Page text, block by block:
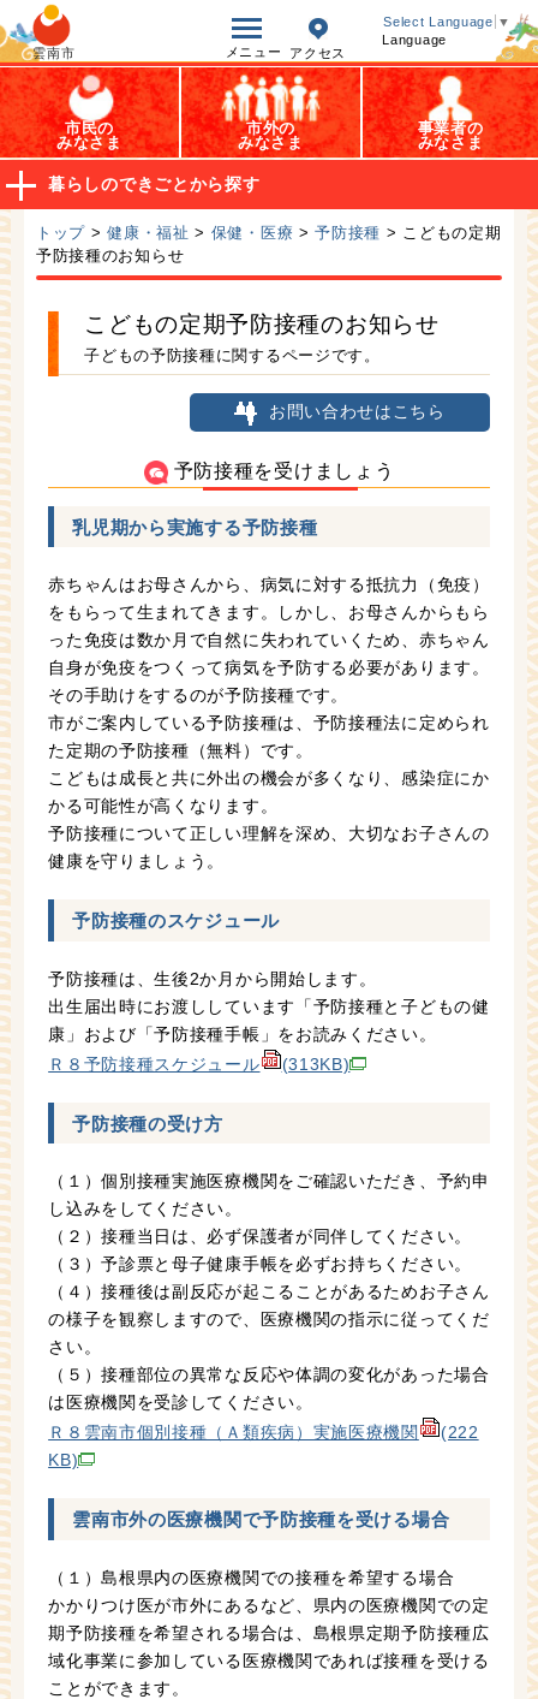
雲南市 メニュー アクセス
Select Language ▼
Language
オープンデータ
市民の
みなさま
市外の
みなさま
事業者の
みなさま
暮らしのできごとから探す
トップ >健康・福祉 > 保健・医療 >予防接種 > こどもの定期
予防接種のお知らせ
こどもの定期予防接種のお知らせ
子どもの予防接種に関するページです。
お問い合わせはこちら
予防接種を受けましょう
乳児期から実施する予防接種
赤ちゃんはお母さんから、病気に対する抵抗力（免疫）
をもらって生まれてきます。しかし、お母さんからもら
った免疫は数か月で自然に失われていくため、赤ちゃん
自身が免疫をつくって病気を予防する必要があります。
その手助けをするのが予防接種です。
市がご案内している予防接種は、予防接種法に定められ
た定期の予防接種（無料）です。
こどもは成長と共に外出の機会が多くなり、感染症にか
かる可能性が高くなります。
予防接種について正しい理解を深め、大切なお子さんの
健康を守りましょう。
予防接種のスケジュール
予防接種は、生後2か月から開始します。
出生届出時にお渡ししています「予防接種と子どもの健
康」および「予防接種手帳」をお読みください。
Ｒ８予防接種スケジュール
(313KB)
予防接種の受け方
（１）個別接種実施医療機関をご確認いただき、予約申
し込みをしてください。
（２）接種当日は、必ず保護者が同伴してください。
（３）予診票と母子健康手帳を必ずお持ちください。
（４）接種後は副反応が起こることがあるためお子さん
の様子を観察しますので、医療機関の指示に従ってくだ
さい。
（５）接種部位の異常な反応や体調の変化があった場合
は医療機関を受診してください。
Ｒ８雲南市個別接種（Ａ類疾病）実施医療機関
(222
KB)
雲南市外の医療機関で予防接種を受ける場合
（１）島根県内の医療機関での接種を希望する場合
かかりつけ医が市外にあるなど、県内の医療機関での定
期予防接種を希望される場合は、島根県定期予防接種広
域化事業に参加している医療機関であれば接種を受ける
ことができます。